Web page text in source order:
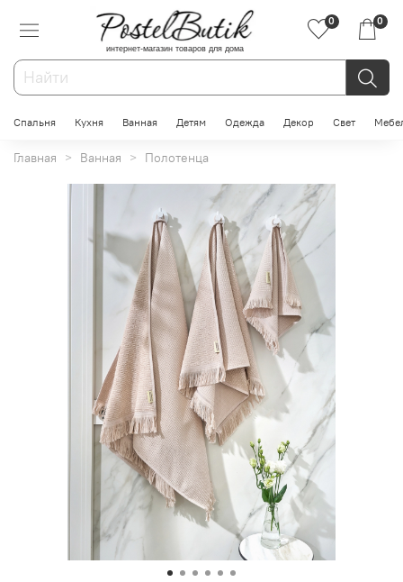
интернет-магазин товаров для дома
0 0
Спальня Кухня Ванная Детям Одежда Декор Свет
Главная Ванная Полотенца